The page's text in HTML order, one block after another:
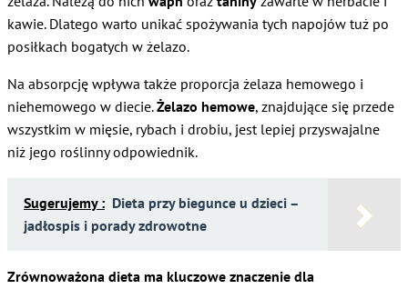
kawie. Dlatego warto unikać spożywania tych napojów tuż po
posiłkach bogatych w żelazo.
Na absorpcję wpływa także proporcja żelaza hemowego i
niehemowego w diecie.Żelazo hemowe, znajdujące się przede
wszystkim w mięsie, rybach i drobiu, jest lepiej przyswajalne
niż jego roślinny odpowiednik.
Sugerujemy : Dieta przy biegunce u dzieci –
jadłospis i porady zdrowotne
Zrównoważona dieta ma kluczowe znaczenie dla